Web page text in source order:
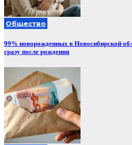
Общество
99% новорожденных в Новосибирской
сразу после рождения